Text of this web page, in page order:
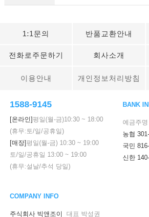
1:1문의 반품교환안내
전화로주문하기 회사소개
이용안내 개인정보처리방침
1588-9145
[온라인]평일(월-금)10:30 ~ 18:00
(휴무:토/일/공휴일)
[매장]평일(월-금) 10:30 ~ 19:00
토/일/공휴일 13:00 ~ 19:00
(휴무:설날/추석 당일)
BANK
예금주
농협
국민
신한
COMPANY INFO
주식회사 빅앤조이 대표 박성권